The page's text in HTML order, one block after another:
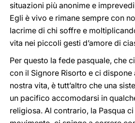
situazioni più anonime e
Egli è vivo e rimane sempre con
lacrime di chi soffre e
vita nei piccoli gesti d’amore di
Per questo la fede pasquale, che
con il Signore Risorto e ci
nostra vita, è tutt’altro che una
un pacifico accomodarsi in
religiosa. Al contrario, la Pasqua